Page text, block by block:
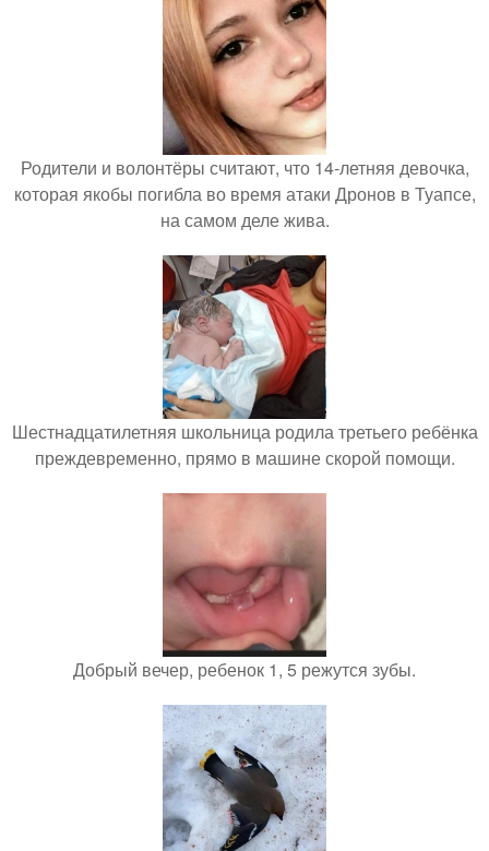
Родители и волонтёры считают, что 14-летняя девочка,
которая якобы погибла во время атаки Дронов в Туапсе,
на самом деле жива.
Шестнадцатилетняя школьница родила третьего ребёнка
преждевременно, прямо в машине скорой помощи.
Добрый вечер, ребенок 1, 5 режутся зубы.